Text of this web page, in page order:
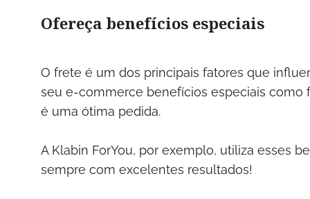
Ofereça benefícios especiais
O frete é um dos principais fatores que
seu e-commerce benefícios especiais como
é uma ótima pedida.
A Klabin ForYou, por exemplo, utiliza esses
sempre com excelentes resultados!